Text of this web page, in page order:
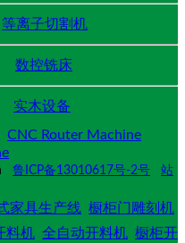
等离子切割机
数控铣床
实木设备
CNC Router Machine
鲁ICP备13010617号-2号
站
家具生产线 橱柜门雕刻机
料机 全自动开料机 橱柜开